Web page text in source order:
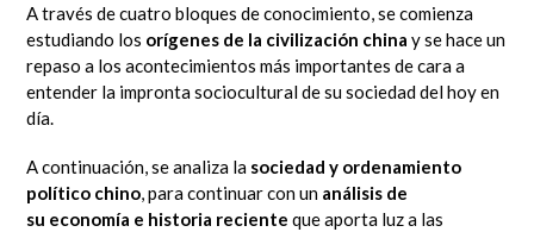
A través de cuatro bloques de conocimiento, se comienza
estudiando los orígenes de la civilización china y se hace un
repaso a los acontecimientos más importantes de cara a
entender la impronta sociocultural de su sociedad del hoy en
día.
A continuación, se analiza la sociedad y ordenamiento
político chino, para continuar con un análisis de
su economía e historia reciente que aporta luz a las